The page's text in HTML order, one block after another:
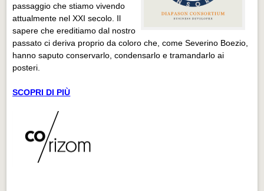
passaggio che stiamo vivendo
attualmente nel XXI secolo. Il
sapere che ereditiamo dal nostro
passato ci deriva proprio da coloro che, come Severino Boezio,
hanno saputo conservarlo, condensarlo e tramandarlo ai
posteri.
SCOPRI DI PIÙ